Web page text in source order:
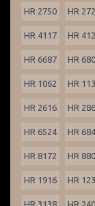
HR 2750 HR
HR 4117 HR
HR 6687 HR
HR 1062 HR
HR 2616 HR
HR 6524 HR
HR 8172 HR
HR 1916 HR
HR 3138 HR